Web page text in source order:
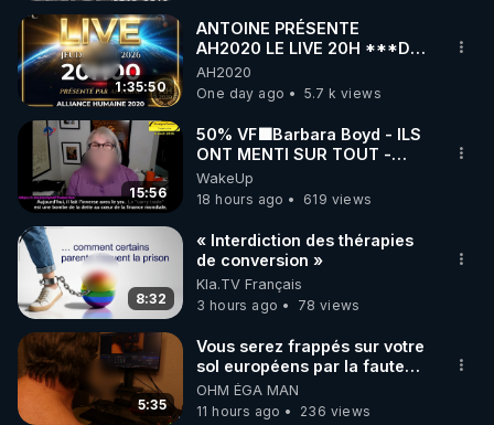
1:35:50
ANTOINE PRÉSENTE
AH2020 LE LIVE 20H ***DU
06/08/2026***
AH2020
One day ago
5.7 k views
15:56
50% VF🟩Barbara Boyd - ILS
ONT MENTI SUR TOUT -
Jocelyne Traduction
WakeUp
18 hours ago
619 views
8:32
« Interdiction des thérapies
de conversion »
Kla.TV Français
3 hours ago
78 views
5:35
Vous serez frappés sur votre
sol européens par la faute
des dirigeants qui s'en
mettent dans le nez
OHM ÉGA MAN
11 hours ago
236 views